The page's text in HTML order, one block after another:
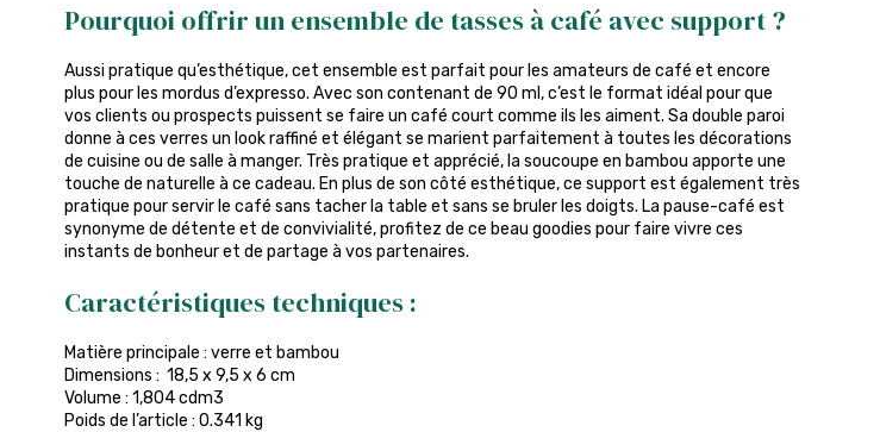
Pourquoi offrir un ensemble de tasses à café avec support ?
Aussi pratique qu’esthétique, cet ensemble est parfait pour les amateurs de café et encore
plus pour les mordus d’expresso. Avec son contenant de 90 ml, c’est le format idéal pour que
vos clients ou prospects puissent se faire un café court comme ils les aiment. Sa double paroi
donne à ces verres un look raffiné et élégant se marient parfaitement à toutes les décorations
de cuisine ou de salle à manger. Très pratique et apprécié, la soucoupe en bambou apporte une
touche de naturelle à ce cadeau. En plus de son côté esthétique, ce support est également très
pratique pour servir le café sans tacher la table et sans se bruler les doigts. La pause-café est
synonyme de détente et de convivialité, profitez de ce beau goodies pour faire vivre ces
instants de bonheur et de partage à vos partenaires.
Caractéristiques techniques :
Matière principale : verre et bambou
Dimensions : 18,5 x 9,5 x 6 cm
Volume : 1,804 cdm3
Poids de l’article : 0.341 kg